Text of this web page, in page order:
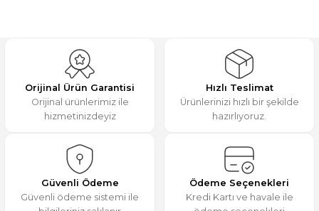
Orijinal Ürün Garantisi
Orijinal ürünlerimiz ile
hizmetinizdeyiz
Hızlı Teslimat
Ürünlerinizi hızlı bir şekilde
hazırlıyoruz.
Güvenli Ödeme
Güvenli ödeme sistemi ile
Ödeme Seçenekleri
Kredi Kartı ve havale ile